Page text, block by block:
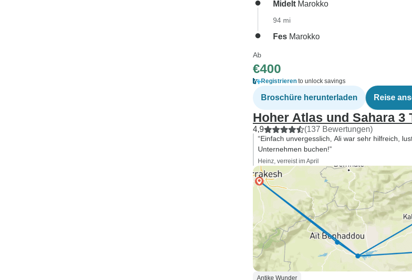
Midelt Marokko
94 mi
Fes Marokko
Ab
€400
Registrieren to unlock savings
Broschüre herunterladen Reise
Hoher Atlas und Sahara 3
4,9 (137 Bewertungen)
“Einfach unvergesslich, Ali war sehr hilfreich,
Unternehmen buchen!”
Heinz, verreist im April
Antike Wunder